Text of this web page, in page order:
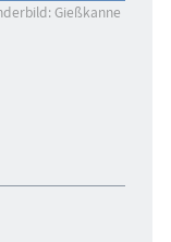
Gießkanne